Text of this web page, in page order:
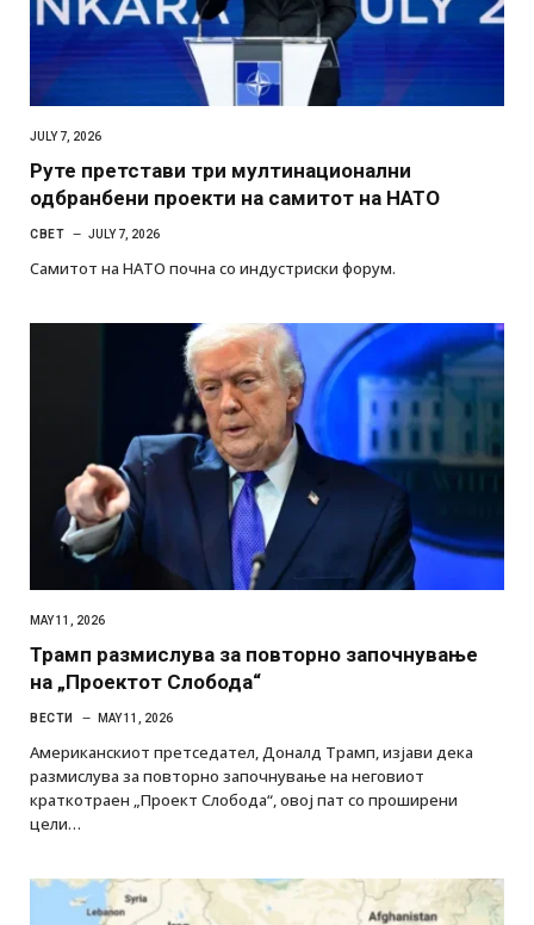
JULY 7, 2026
Руте претстави три мултинационални
одбранбени проекти на самитот на НАТО
СВЕТ JULY 7, 2026
Самитот на НАТО почна со индустриски форум.
MAY 11, 2026
Трамп размислува за повторно започнување
на „Проектот Слобода“
ВЕСТИ MAY 11, 2026
Американскиот претседател, Доналд Трамп, изјави дека
размислува за повторно започнување на неговиот
краткотраен „Проект Слобода“, овој пат со проширени
цели…